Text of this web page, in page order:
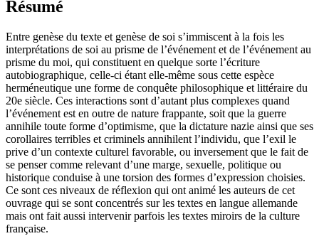
Entre genèse du texte et genèse de soi s’immiscent à la fois les
interprétations de soi au prisme de l’événement et de l’événement au
prisme du moi, qui constituent en quelque sorte l’écriture
autobiographique, celle-ci étant elle-même sous cette espèce
herméneutique une forme de conquête philosophique et littéraire du
20e siècle. Ces interactions sont d’autant plus complexes quand
l’événement est en outre de nature frappante, soit que la guerre
annihile toute forme d’optimisme, que la dictature nazie ainsi que ses
corollaires terribles et criminels annihilent l’individu, que l’exil le
prive d’un contexte culturel favorable, ou inversement que le fait de
se penser comme relevant d’une marge, sexuelle, politique ou
historique conduise à une torsion des formes d’expression choisies.
Ce sont ces niveaux de réflexion qui ont animé les auteurs de cet
ouvrage qui se sont concentrés sur les textes en langue allemande
mais ont fait aussi intervenir parfois les textes miroirs de la culture